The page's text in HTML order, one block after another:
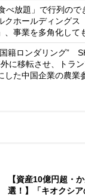
べ放題」で行列の
クホールディング
、事業を多角化して
籍ロンダリング”
に移転させ、トラ
た中国企業の農業
【資産10億円超・
選！】「キオクシ